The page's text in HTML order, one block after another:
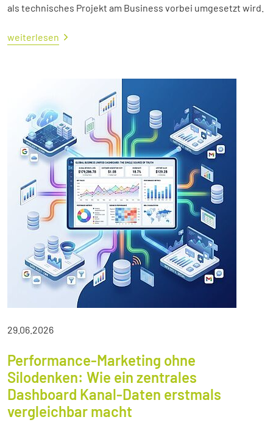
als technisches Projekt am Business vorbei umgesetzt wird.
weiterlesen
29.06.2026
Performance-Marketing ohne
Silodenken: Wie ein zentrales
Dashboard Kanal-Daten erstmals
vergleichbar macht